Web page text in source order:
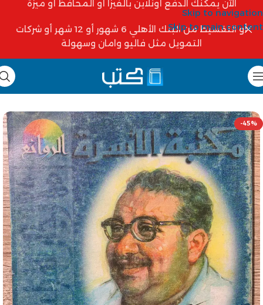
Skip to navigation
Skip to main content
الآن يمكنك الدفع أونلاين بالفيزا أو المحافظ أو ميزة
أو التقسيط من البنك الأهلي 6 شهور أو 12 شهر أو شركات
التمويل مثل فاليو وامان وسهولة
-45%